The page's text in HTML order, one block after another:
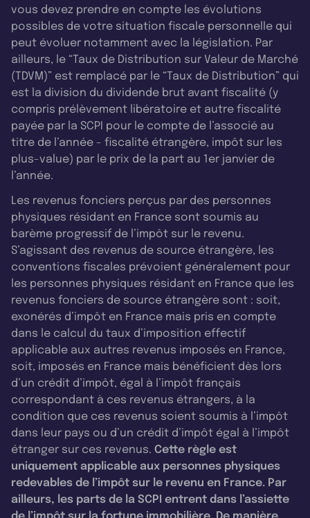
vous devez prendre en compte les évolutions
possibles de votre situation fiscale personnelle qui
peut évoluer notamment avec la législation. Par
ailleurs, le “Taux de Distribution sur Valeur de Marché
(TDVM)” est remplacé par le “Taux de Distribution” qui
est la division du dividende brut avant fiscalité (y
compris prélèvement libératoire et autre fiscalité
payée par la SCPI pour le compte de l’associé au
titre de l’année - fiscalité étrangère, impôt sur les
plus-value) par le prix de la part au 1er janvier de
l’année.
Les revenus fonciers perçus par des personnes
physiques résidant en France sont soumis au
barème progressif de l’impôt sur le revenu.
S’agissant des revenus de source étrangère, les
conventions fiscales prévoient généralement pour
les personnes physiques résidant en France que les
revenus fonciers de source étrangère sont : soit,
exonérés d’impôt en France mais pris en compte
dans le calcul du taux d’imposition effectif
applicable aux autres revenus imposés en France,
soit, imposés en France mais bénéficient dès lors
d’un crédit d’impôt, égal à l’impôt français
correspondant à ces revenus étrangers, à la
condition que ces revenus soient soumis à l’impôt
dans leur pays ou d’un crédit d’impôt égal à l’impôt
étranger sur ces revenus. Cette règle est
uniquement applicable aux personnes physiques
redevables de l’impôt sur le revenu en France. Par
ailleurs, les parts de la SCPI entrent dans l’assiette